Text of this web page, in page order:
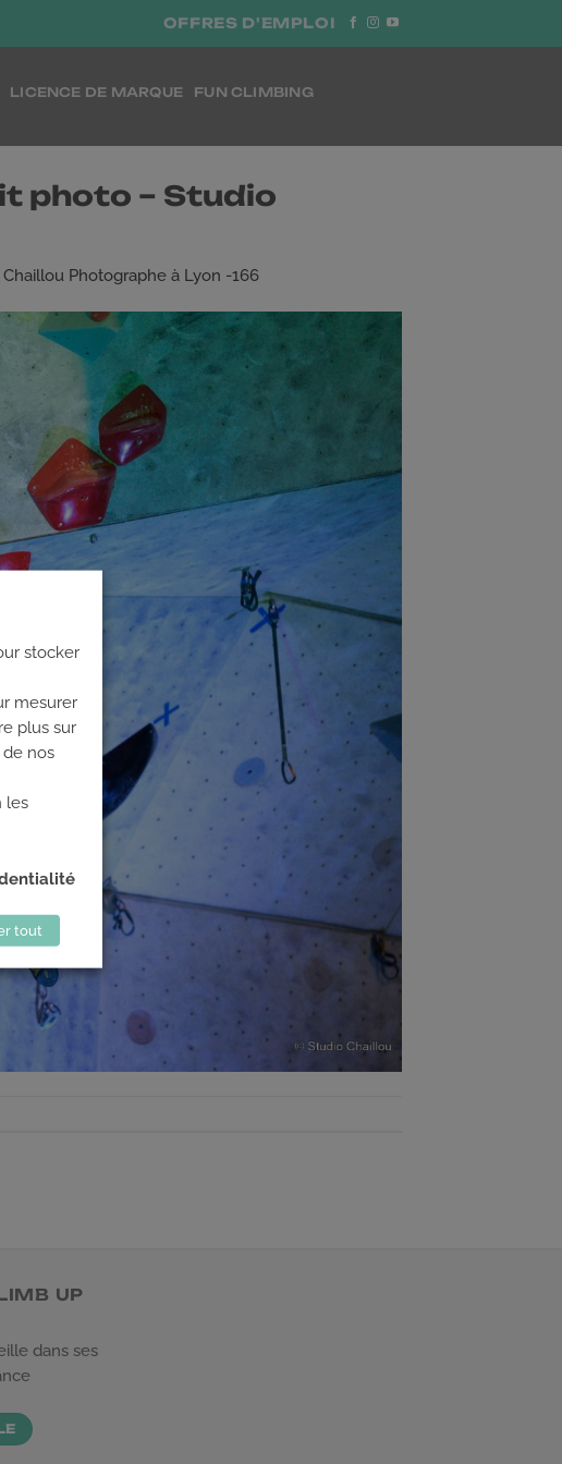
OFFRES D'EMPLOI
LICENCE DE MARQUE FUN CLIMBING
photo – Studio
Photographe à Lyon -166
UP
dans ses
stocker
mesurer
plus sur
nos
les
tout